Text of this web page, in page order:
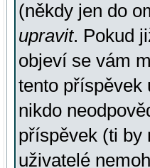
(někdy jen do
upravit. Pokud
objeví se vám
tento příspěvek
nikdo
příspěvek (ti by
uživatelé